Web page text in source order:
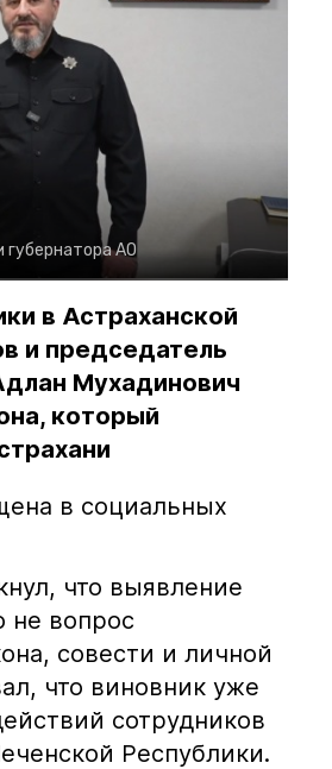
АО
в Астраханской
и председатель
Мухадинович
который
в социальных
что выявление
не вопрос
совести и личной
что виновник уже
сотрудников
Республики.